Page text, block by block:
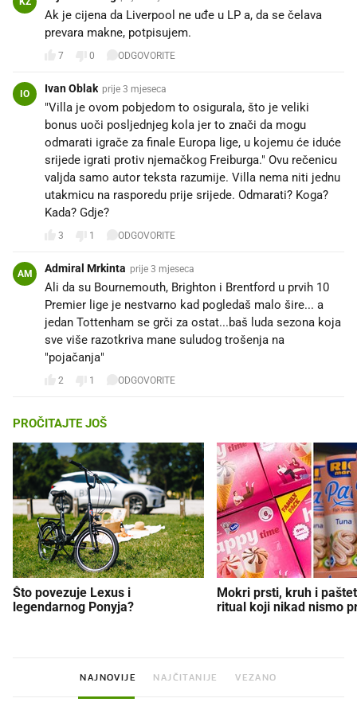
Ak je cijena da Liverpool ne uđe u LP a, da se čelava
prevara makne, potpisujem.
7 0 ODGOVORITE
IO Ivan Oblak prije 3 mjeseca
"Villa je ovom pobjedom to osigurala, što je veliki
bonus uoči posljednjeg kola jer to znači da mogu
odmarati igrače za finale Europa lige, u kojemu će iduće
srijede igrati protiv njemačkog Freiburga." Ovu rečenicu
valjda samo autor teksta razumije. Villa nema niti jednu
utakmicu na rasporedu prije srijede. Odmarati? Koga?
Kada? Gdje?
3 1 ODGOVORITE
AM Admiral Mrkinta prije 3 mjeseca
Ali da su Bournemouth, Brighton i Brentford u prvih 10
Premier lige je nestvarno kad pogledaš malo šire... a
jedan Tottenham se grči za ostat...baš luda sezona koja
sve više razotkriva mane suludog trošenja na
"pojačanja"
2 1 ODGOVORITE
PROČITAJTE JOŠ
Što povezuje Lexus i
legendarnog Ponyja?
Mokri prsti, kruh i
ritual koji nikad nismo
NAJNOVIJE NAJČITANIJE VEZANO